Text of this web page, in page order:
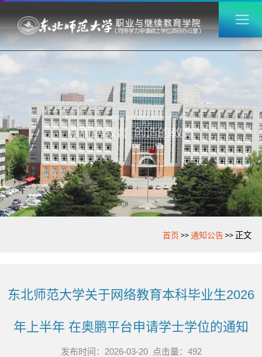
首页 >>通知公告>> 正文
东北师范大学关于网络教育本科毕业生2026
年上半年 在奥鹏平台申请学士学位的通知
发布时间：2026-03-20 点击量： 492